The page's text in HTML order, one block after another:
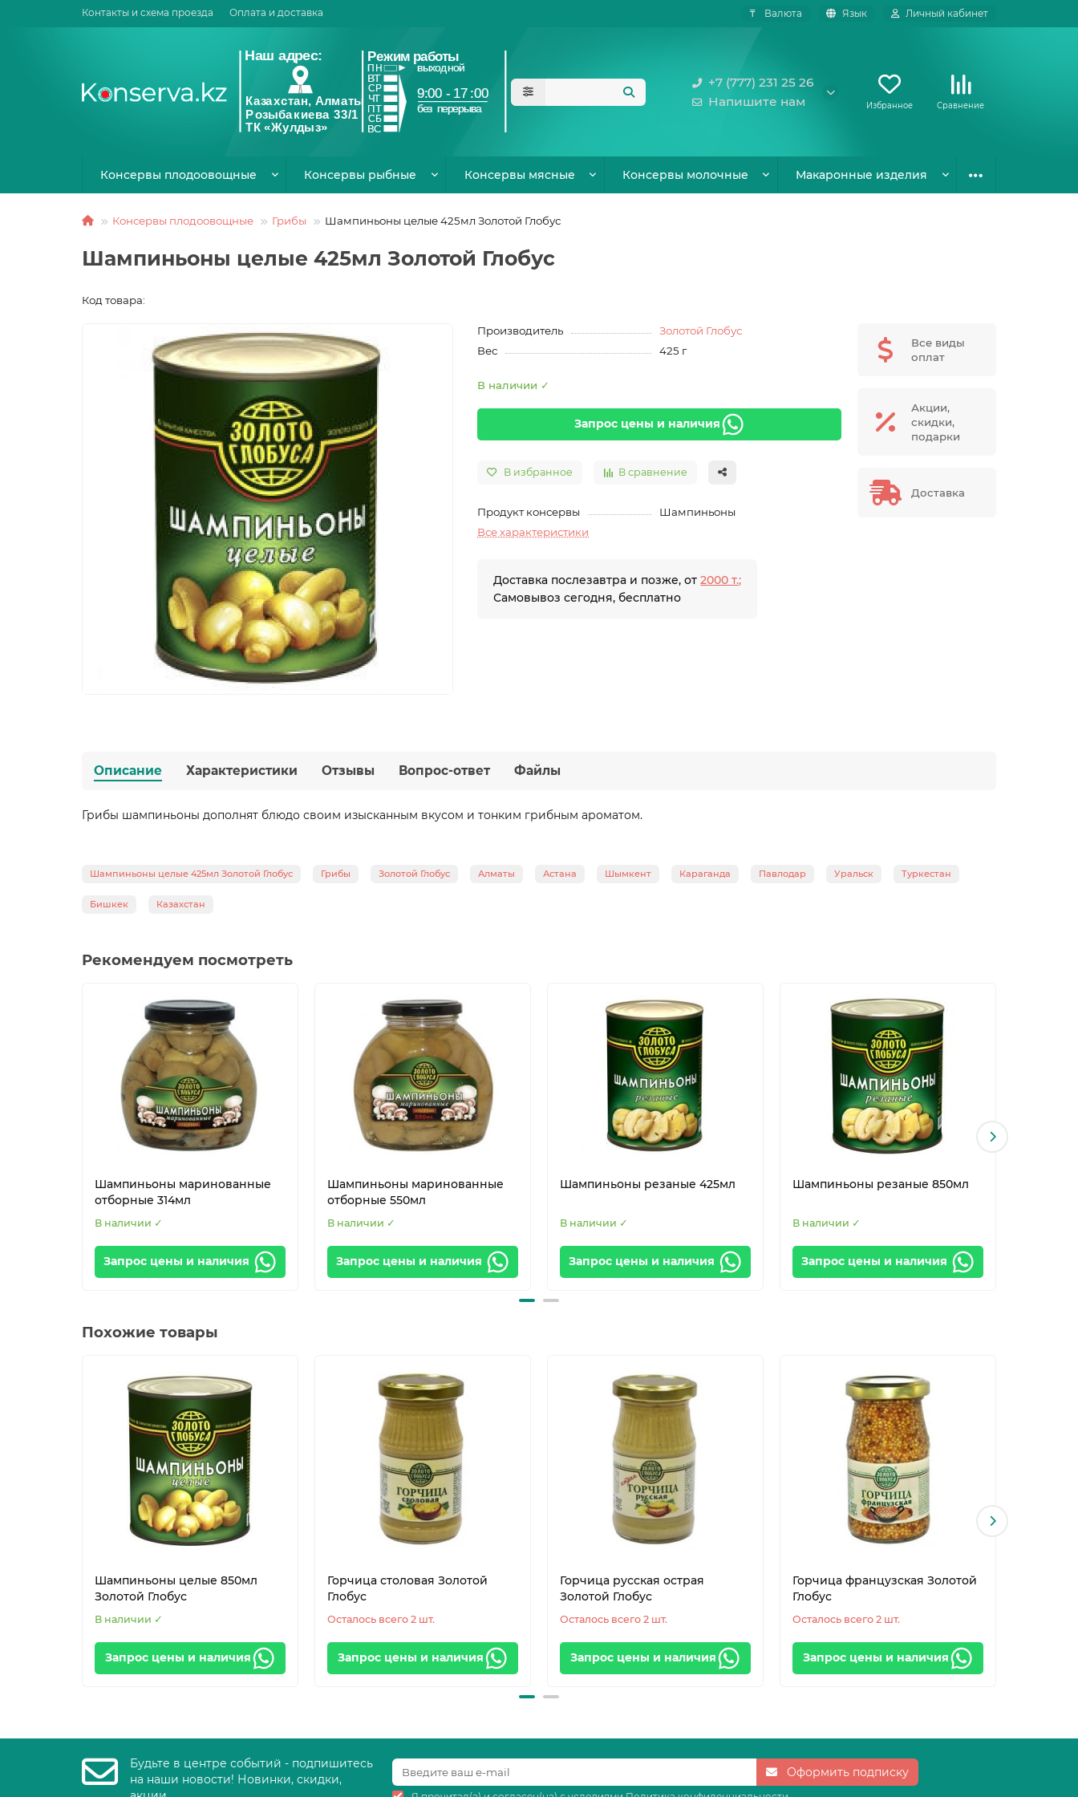
Контакты и схема проезда Оплата и доставка ₸ Валюта Язык Личный кабинет
+7 (777) 231 25 26
Напишите нам
Избранное Сравнение
Консервы плодоовощные Консервы рыбные Консервы мясные Консервы молочные Макаронные изделия
Консервы плодоовощные Грибы Шампиньоны целые 425мл Золотой Глобус
Шампиньоны целые 425мл Золотой Глобус
Код товара:
Производитель
Золотой Глобус
Вес
425 г
В наличии ✓
Запрос цены и наличия
В избранное В сравнение
Продукт консервы
Шампиньоны
Все характеристики
Доставка послезавтра и позже, от2000 т.;
Самовывоз сегодня, бесплатно
Все виды
оплат
Акции,
скидки,
подарки
Доставка
Описание Характеристики Отзывы Вопрос-ответ Файлы
Грибы шампиньоны дополнят блюдо своим изысканным вкусом и тонким грибным ароматом.
Шампиньоны целые 425мл Золотой Глобус Грибы Золотой Глобус Алматы Астана Шымкент Караганда Павлодар Уральск Туркестан
Бишкек Казахстан
Рекомендуем посмотреть
Шампиньоны маринованные
отборные 314мл
В наличии ✓
Запрос цены и наличия
Шампиньоны маринованные
отборные 550мл
В наличии ✓
Запрос цены и наличия
Шампиньоны резаные 425мл
В наличии ✓
Запрос цены и наличия
Шампиньоны резаные 850мл
В наличии ✓
Запрос цены и наличия
Похожие товары
Шампиньоны целые 850мл
Золотой Глобус
В наличии ✓
Запрос цены и наличия
Горчица столовая Золотой
Глобус
Осталось всего 2 шт.
Запрос цены и наличия
Горчица русская острая
Золотой Глобус
Осталось всего 2 шт.
Запрос цены и наличия
Горчица французская Золотой
Глобус
Осталось всего 2 шт.
Запрос цены и наличия
Будьте в центре событий - подпишитесь
на наши новости! Новинки, скидки,
Оформить подписку